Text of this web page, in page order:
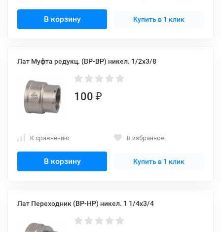
В корзину Купить в 1 клик
Лат Муфта редукц. (ВР-ВР) никел. 1/2x3/8
100 ₽
К сравнению В избранное
В корзину Купить в 1 клик
Лат Переходник (ВР-НР) никел. 1 1/4x3/4